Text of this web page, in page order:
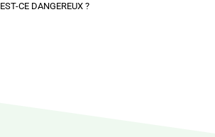
EST-CE DANGEREUX ?